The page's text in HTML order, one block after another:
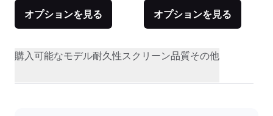
オプションを見る オプションを見る
購入可能なモデル耐久性スクリーン品質その他